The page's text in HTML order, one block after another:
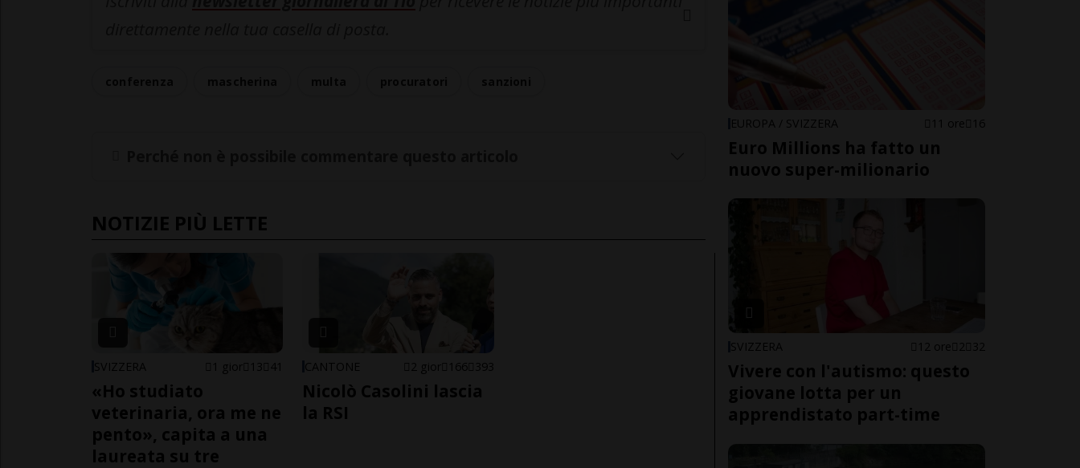
NOTIZIE PIÙ LETTE
SVIZZERA 1 gior 13 41
«Ho studiato
veterinaria, ora me ne
pento», capita a una
laureata su tre
CANTONE 2 gior 166 393
Nicolò Casolini lascia
la RSI
EUROPA / SVIZZERA 11 ore 16
Euro Millions ha fatto un
nuovo super-milionario
SVIZZERA 12 ore 2 32
Vivere con l'autismo: questo
giovane lotta per un
apprendistato part-time